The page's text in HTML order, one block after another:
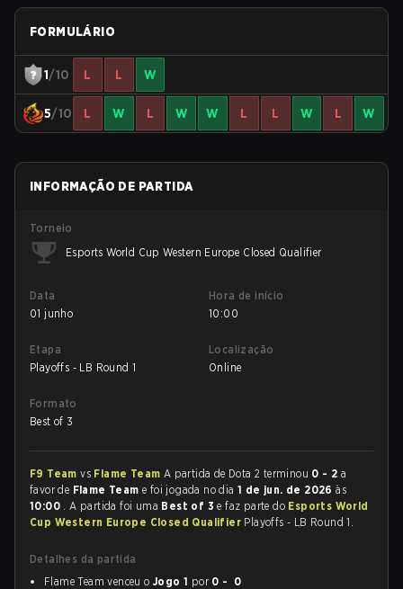
FORMULÁRIO
1/10 L L W
5/10 L W L W W L L W L W
INFORMAÇÃO DE PARTIDA
Torneio
Esports World Cup Western Europe Closed Qualifier
Data
01 junho
Hora de início
10:00
Etapa
Playoffs - LB Round 1
Localização
Online
Formato
Best of 3
F9 Teamvs Flame Team A partida de Dota 2 terminou 0 - 2 a
favor de Flame Teame foi jogada no dia1 de jun. de 2026às
10:00 . A partida foi uma Best of 3e faz parte do Esports World
Cup Western Europe Closed Qualifier Playoffs - LB Round 1.
Detalhes da partida
Flame Team venceu o Jogo 1 por 0 - 0